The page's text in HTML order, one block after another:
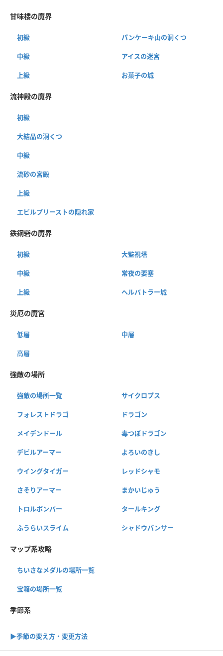
甘味楼の魔界
初級 パンケーキ山の洞くつ
中級 アイスの迷宮
上級 お菓子の城
流神殿の魔界
初級
大結晶の洞くつ
中級
流砂の宮殿
上級
エビルプリーストの隠れ家
鉄鋼砦の魔界
初級 大監視塔
中級 常夜の要塞
上級 ヘルバトラー城
災厄の魔宮
低層 中層
高層
強敵の場所
強敵の場所一覧 サイクロプス
フォレストドラゴ ドラゴン
メイデンドール 毒つぼドラゴン
デビルアーマー よろいのきし
ウイングタイガー レッドシャモ
さそりアーマー まかいじゅう
トロルボンバー タールキング
ふうらいスライム シャドウパンサー
マップ系攻略
ちいさなメダルの場所一覧
宝箱の場所一覧
季節系
▶︎季節の変え方・変更方法